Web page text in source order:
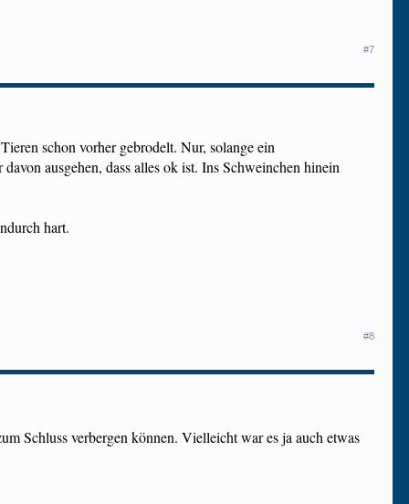
#7
schon vorher gebrodelt. Nur, solange ein
ausgehen, dass alles ok ist. Ins Schweinchen hinein
hart.
#8
Schluss verbergen können. Vielleicht war es ja auch etwas